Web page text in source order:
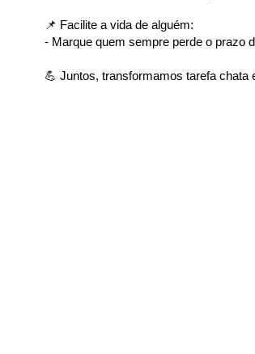
📌 Facilite a vida de alguém:
- Marque quem sempre perde o prazo
💪 Juntos, transformamos tarefa chata